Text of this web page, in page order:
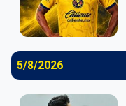
5/8/2026